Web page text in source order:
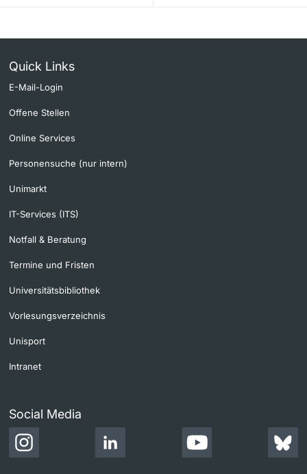
Quick Links
E-Mail-Login
Offene Stellen
Online Services
Personensuche (nur intern)
Unimarkt
IT-Services (ITS)
Notfall & Beratung
Termine und Fristen
Universitätsbibliothek
Vorlesungsverzeichnis
Unisport
Intranet
Social Media